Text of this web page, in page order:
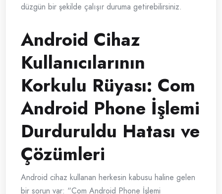
düzgün bir şekilde çalışır duruma getirebilirsiniz.
Android Cihaz
Kullanıcılarının
Korkulu Rüyası: Com
Android Phone İşlemi
Durduruldu Hatası ve
Çözümleri
Android cihaz kullanan herkesin kabusu haline gelen
bir sorun var: “Com Android Phone İşlemi